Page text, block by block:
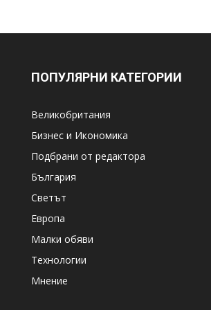
ПОПУЛЯРНИ КАТЕГОРИИ
Великобритания
Бизнес и Икономика
Подбрани от редактора
България
Светът
Европа
Малки обяви
Технологии
Мнение